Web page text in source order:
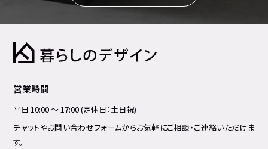
営業時間
平日 10:00 ～ 17:00 (定休日：土日祝)
チャットやお問い合わせフォームからお気軽にご相談・ご連絡いただけま
す。